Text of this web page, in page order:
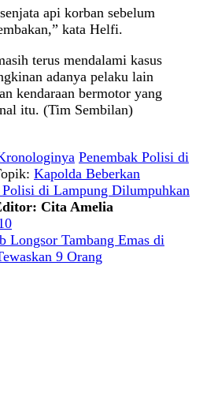
api korban sebelum
kata Helfi.
terus mendalami kasus
adanya pelaku lain
kendaraan bermotor yang
itu. (Tim Sembilan)
Penembak Polisi di
Kapolda Beberkan
Polisi di Lampung Dilumpuhkan
Cita Amelia
Longsor Tambang Emas di
9 Orang